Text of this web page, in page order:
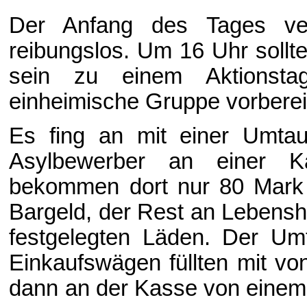
Der Anfang des Tages
reibungslos. Um 16 Uhr
sein zu einem
einheimische Gruppe
Es fing an mit einer
Asylbewerber an einer
bekommen dort nur 80
Bargeld, der Rest an
festgelegten Läden. Der
Einkaufswägen füllten mit
dann an der Kasse von